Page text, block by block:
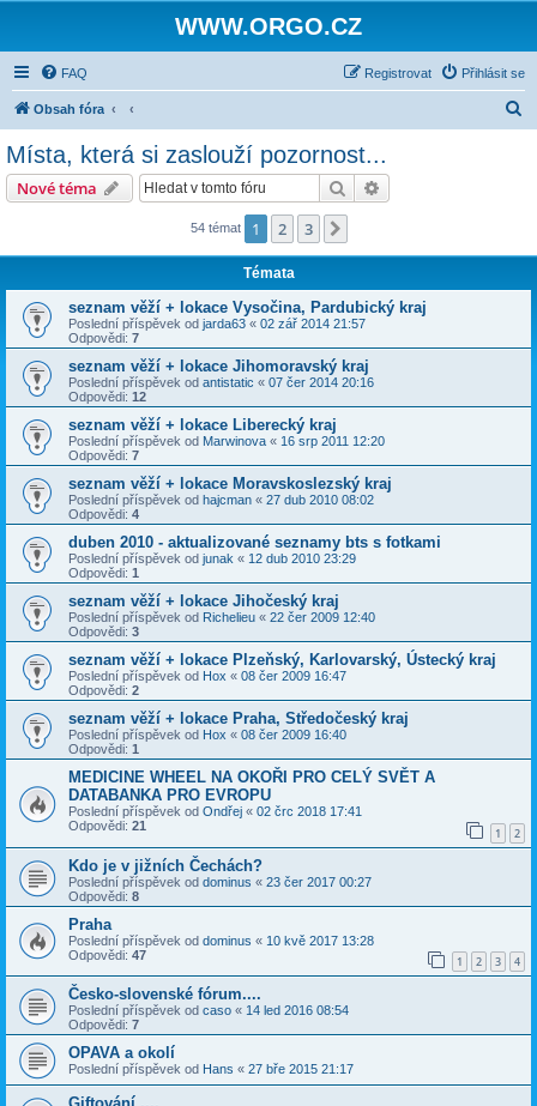
WWW.ORGO.CZ
FAQ Přihlásit se
Registrovat
Obsah fóra
Místa, která si zaslouží pozornost...
Nové téma Hledat
54 témat 1 2 3
Témata
seznam věží + lokace Vysočina, Pardubický kraj
Poslední příspěvek od jarda63 « 02 zář 2014 21:57
Odpovědi: 7
seznam věží + lokace Jihomoravský kraj
Poslední příspěvek od antistatic « 07 čer 2014 20:16
Odpovědi: 12
seznam věží + lokace Liberecký kraj
Poslední příspěvek od Marwinova « 16 srp 2011 12:20
Odpovědi: 7
seznam věží + lokace Moravskoslezský kraj
Poslední příspěvek od hajcman « 27 dub 2010 08:02
Odpovědi: 4
duben 2010 - aktualizované seznamy bts s fotkami
Poslední příspěvek od junak « 12 dub 2010 23:29
Odpovědi: 1
seznam věží + lokace Jihočeský kraj
Poslední příspěvek od Richelieu « 22 čer 2009 12:40
Odpovědi: 3
seznam věží + lokace Plzeňský, Karlovarský, Ústecký kraj
Poslední příspěvek od Hox « 08 čer 2009 16:47
Odpovědi: 2
seznam věží + lokace Praha, Středočeský kraj
Poslední příspěvek od Hox « 08 čer 2009 16:40
Odpovědi: 1
MEDICINE WHEEL NA OKOŘI PRO CELÝ SVĚT A
DATABANKA PRO EVROPU
Poslední příspěvek od Ondřej « 02 črc 2018 17:41
Odpovědi: 21 1 2
Kdo je v jižních Čechách?
Poslední příspěvek od dominus « 23 čer 2017 00:27
Odpovědi: 8
Praha
Poslední příspěvek od dominus « 10 kvě 2017 13:28
Odpovědi: 47 1 2 3 4
Česko-slovenské fórum....
Poslední příspěvek od caso « 14 led 2016 08:54
Odpovědi: 7
OPAVA a okolí
Poslední příspěvek od Hans « 27 bře 2015 21:17